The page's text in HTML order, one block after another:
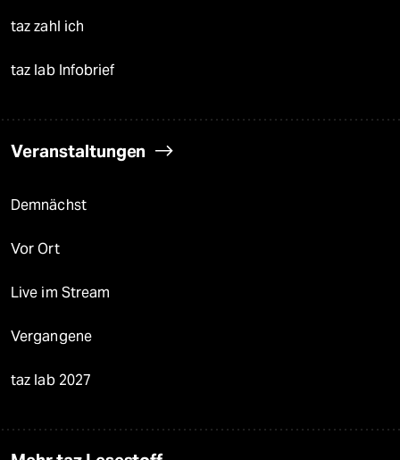
taz zahl ich
taz lab Infobrief
Veranstaltungen
Demnächst
Vor Ort
Live im Stream
Vergangene
taz lab 2027